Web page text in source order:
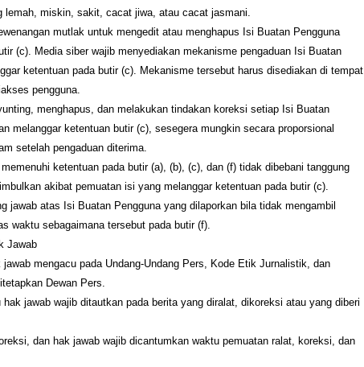
lemah, miskin, sakit, cacat jiwa, atau cacat jasmani.
mutlak untuk mengedit atau menghapus Isi Buatan Pengguna
(c). Media siber wajib menyediakan mekanisme pengaduan Isi Buatan
ketentuan pada butir (c). Mekanisme tersebut harus disediakan di tempat
pengguna.
menghapus, dan melakukan tindakan koreksi setiap Isi Buatan
melanggar ketentuan butir (c), sesegera mungkin secara proporsional
setelah pengaduan diterima.
ketentuan pada butir (a), (b), (c), dan (f) tidak dibebani tanggung
akibat pemuatan isi yang melanggar ketentuan pada butir (c).
jawab atas Isi Buatan Pengguna yang dilaporkan bila tidak mengambil
waktu sebagaimana tersebut pada butir (f).
Jawab
mengacu pada Undang-Undang Pers, Kode Etik Jurnalistik, dan
Dewan Pers.
jawab wajib ditautkan pada berita yang diralat, dikoreksi atau yang diberi
dan hak jawab wajib dicantumkan waktu pemuatan ralat, koreksi, dan